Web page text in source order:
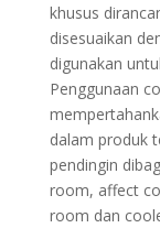
khusus
disesuaikan
digunakan
Penggunaan
dalam produk
pendingin
room, affect
room dan